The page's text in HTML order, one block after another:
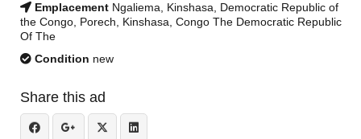
Emplacement Ngaliema, Kinshasa, Democratic Republic of
the Congo, Porech, Kinshasa, Congo The Democratic Republic
Of The
Condition new
Share this ad